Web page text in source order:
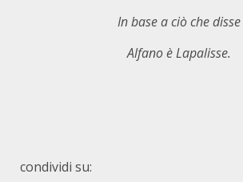
In base a ciò che disse
Alfano è Lapalisse.
condividi su: